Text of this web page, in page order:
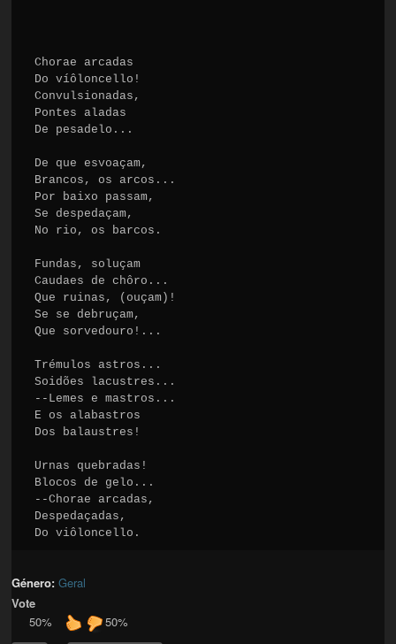
Chorae arcadas
Do víôloncello!
Convulsionadas,
Pontes aladas
De pesadelo...
De que esvoaçam,
Brancos, os arcos...
Por baixo passam,
Se despedaçam,
No rio, os barcos.
Fundas, soluçam
Caudaes de chôro...
Que ruinas, (ouçam)!
Se se debruçam,
Que sorvedouro!...
Trémulos astros...
Soidões lacustres...
--Lemes e mastros...
E os alabastros
Dos balaustres!
Urnas quebradas!
Blocos de gelo...
--Chorae arcadas,
Despedaçadas,
Do viôloncello.
Género:Geral
Vote
50%
50%